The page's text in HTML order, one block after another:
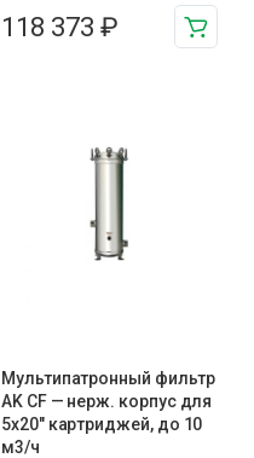
118 373 ₽
Мультипатронный фильтр
AK CF — нерж. корпус для
5х20″ картриджей, до 10
м3/ч